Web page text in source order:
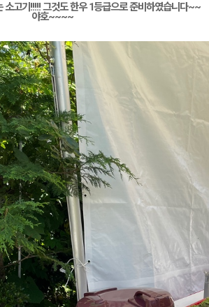
소고기!!!!! 그것도 한우 1등급으로 준비하였습니다~~
야호~~~~